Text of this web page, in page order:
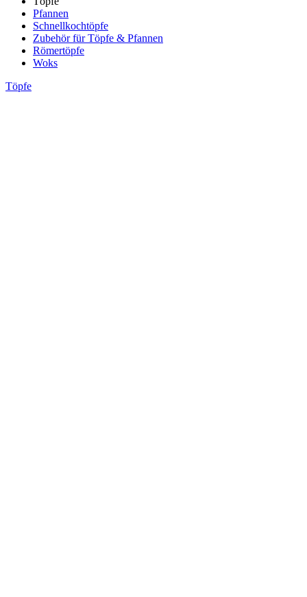
Pfannen
Schnellkochtöpfe
Zubehör für Töpfe & Pfannen
Römertöpfe
Woks
Töpfe